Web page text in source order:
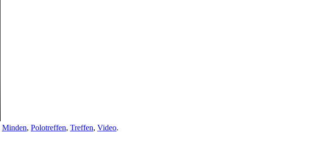
Minden, Polotreffen, Treffen, Video.